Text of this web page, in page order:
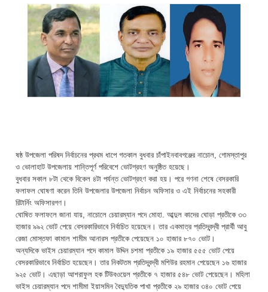
ষষ্ঠ উপজেলা পরিষদ নির্বাচনের প্রথম ধাপে গতকাল বুধবার চাঁপাইনবাবগঞ্জের নাচোল, গোমস্তাপুর
ও ভোলাহাট উপজেলায় শান্তিপূর্ণ পরিবেশে ভোটগ্রহণ অনুষ্ঠিত হয়েছে।
বুধবার সকাল ৮টা থেকে বিকেল ৪টা পর্যন্ত ভোটগ্রহণ করা হয়। পরে গণনা শেষে বেসরকারি
ফলাফল ঘোষণা করেন তিনি উপজেলার উপজেলা নির্বাচন অফিসার ও এই নির্বাচনের সহকারী
রিটার্নিং অফিসারগণ।
ঘোষিত ফলাফলে জানা যায়, নাচোলে চেয়ারম্যান পদে মোহা. আব্দুল কাদের ঘোড়া প্রতীকে ৩৩
হাজার ৯৯২ ভোট পেয়ে বেসরকারিভাবে নির্বাচিত হয়েছেন। তার একমাত্র প্রতিদ্বন্দ্বী প্রার্থী আবু
রেজা মোস্তফা কামাল শামীম আনারস প্রতীকে পেয়েছেন ১০ হাজার ৮৭০ ভোট।
অন্যদিকে ভাইস চেয়ারম্যান পদে কামাল উদ্দিন চশমা প্রতীকে ১৯ হাজার ৫৫৫ ভোট পেয়ে
বেসরকারিভাবে নির্বাচিত হয়েছেন। তার নিকটতম প্রতিদ্বন্দ্বী মশিউর রহমান পেয়েছেন ১৬ হাজার
৯২৫ ভোট। এছাড়া আশরাফুল হক টিউবওয়েল প্রতীকে ৭ হাজার ৫৪৮ ভোট পেয়েছেন। মহিলা
ভাইস চেয়ারম্যান পদে শামীমা ইয়াসমিন বৈদ্যুতিক পাখা প্রতীকে ২৯ হাজার ৩৪০ ভোট পেয়ে